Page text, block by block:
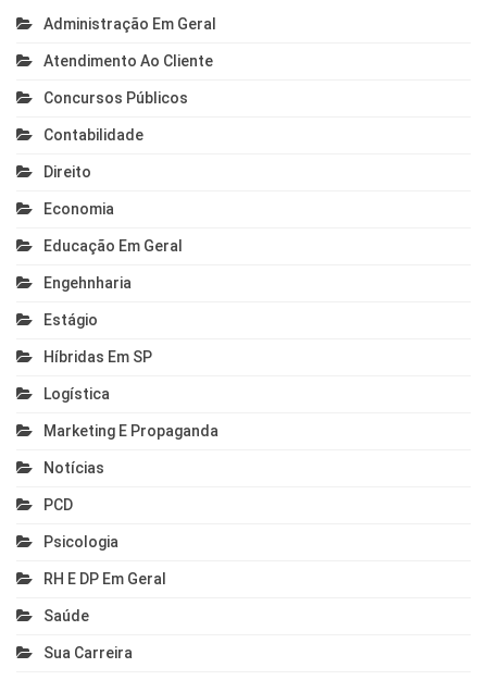
Administração Em Geral
Atendimento Ao Cliente
Concursos Públicos
Contabilidade
Direito
Economia
Educação Em Geral
Engehnharia
Estágio
Híbridas Em SP
Logística
Marketing E Propaganda
Notícias
PCD
Psicologia
RH E DP Em Geral
Saúde
Sua Carreira